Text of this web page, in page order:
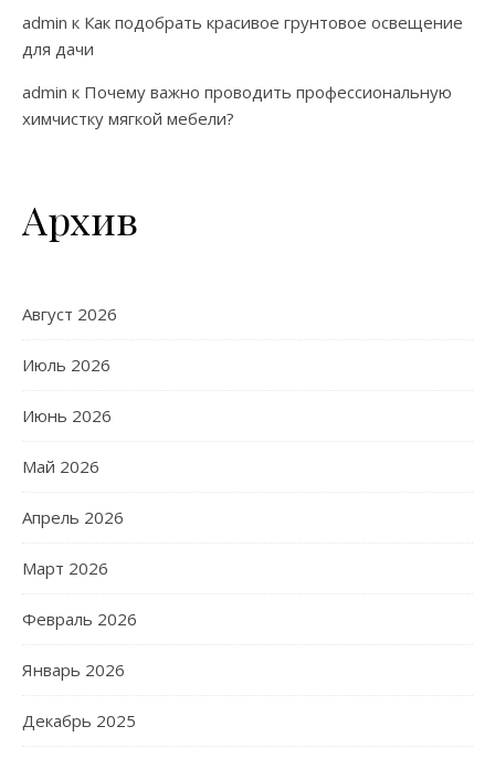
admin к Как подобрать красивое грунтовое освещение
для дачи
admin к Почему важно проводить профессиональную
химчистку мягкой мебели?
Архив
Август 2026
Июль 2026
Июнь 2026
Май 2026
Апрель 2026
Март 2026
Февраль 2026
Январь 2026
Декабрь 2025